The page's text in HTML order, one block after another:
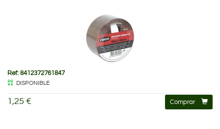
Ref: 8412372761847
DISPONIBLE
1,25 € Comprar